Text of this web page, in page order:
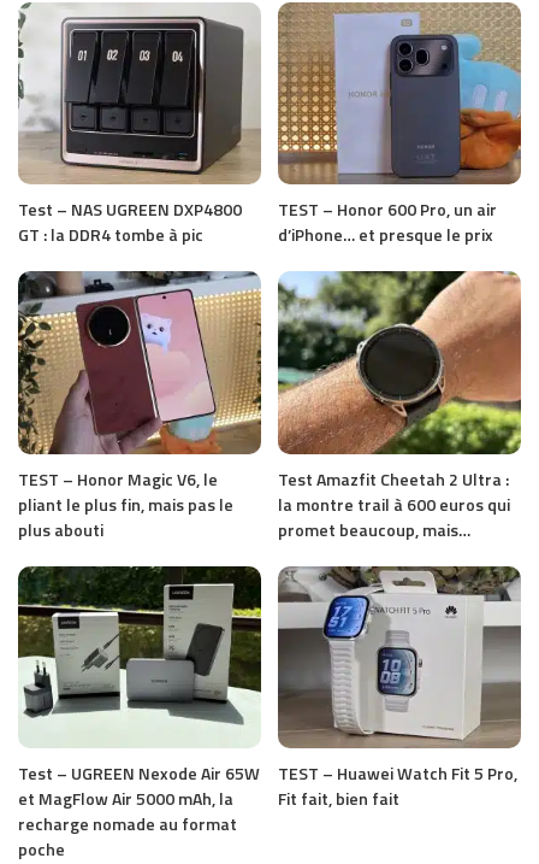
Test – NAS UGREEN DXP4800
GT : la DDR4 tombe à pic
TEST – Honor 600 Pro, un air
d’iPhone… et presque le prix
TEST – Honor Magic V6, le
pliant le plus fin, mais pas le
plus abouti
Test Amazfit Cheetah 2 Ultra :
la montre trail à 600 euros qui
promet beaucoup, mais…
Test – UGREEN Nexode Air 65W
et MagFlow Air 5000 mAh, la
recharge nomade au format
poche
TEST – Huawei Watch Fit 5 Pro,
Fit fait, bien fait